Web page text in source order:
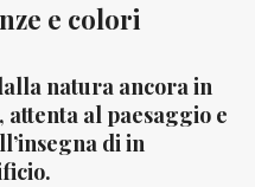
e colori
natura ancora in
al paesaggio e
di in